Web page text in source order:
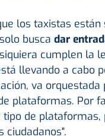
los taxistas están
busca dar
cumplen la
llevando a cabo
va
plataformas. Por
de plataformas,
ciudadanos".